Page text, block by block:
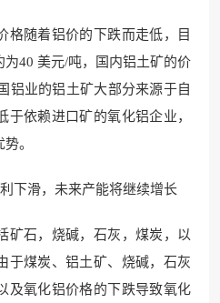
格随着铝价的下跌而走低，目
40 美元/吨，国内铝土矿的价
铝业的铝土矿大部分来源于自
于依赖进口矿的氧化铝企业，
。
下滑，未来产能将继续增长
矿石，烧碱，石灰，煤炭，以
于煤炭、铝土矿、烧碱，石灰
及氧化铝价格的下跌导致氧化